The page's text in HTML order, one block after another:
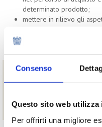
Consenso
Questo sito web utilizza
Per offrirti una migliore
determinato prodotto;
mettere in rilievo gli
analizzare le affinità di
Download
Il green nei prodotti
riservata agli associati di